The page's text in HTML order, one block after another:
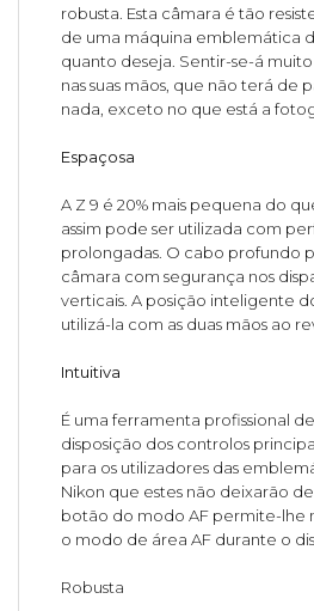
robusta. Esta câmara é tão
de uma máquina emblemática
quanto deseja. Sentir-se-á
nas suas mãos, que não terá de
nada, exceto no que está a
Espaçosa
A Z 9 é 20% mais pequena do
assim pode ser utilizada com
prolongadas. O cabo profundo
câmara com segurança nos
verticais. A posição inteligente
utilizá-la com as duas mãos ao
Intuitiva
É uma ferramenta profissional
disposição dos controlos
para os utilizadores das
Nikon que estes não deixarão
botão do modo AF permite-lhe
o modo de área AF durante o
Robusta